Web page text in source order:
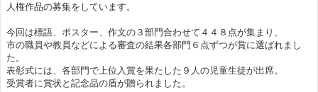
人権作品の募集をしています。
今回は標語、ポスター、作文の３部門合わせて４４８点が集まり、
市の職員や教員などによる審査の結果各部門６点ずつが賞に選ばれまし
た。
表彰式には、各部門で上位入賞を果たした９人の児童生徒が出席。
受賞者に賞状と記念品の盾が贈られました。